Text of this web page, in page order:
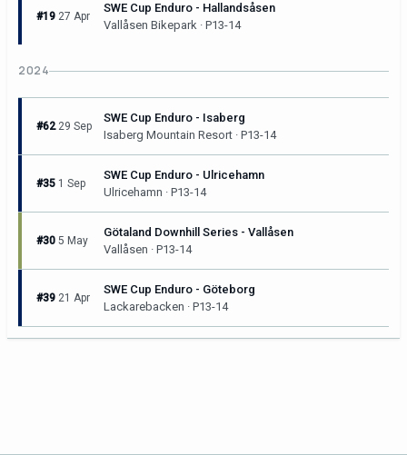
#19 27 Apr
SWE Cup Enduro - Hallandsåsen
Vallåsen Bikepark · P13-14
2024
#62 29 Sep
SWE Cup Enduro - Isaberg
Isaberg Mountain Resort · P13-14
#35 1 Sep
SWE Cup Enduro - Ulricehamn
Ulricehamn · P13-14
#30 5 May
Götaland Downhill Series - Vallåsen
Vallåsen · P13-14
#39 21 Apr
SWE Cup Enduro - Göteborg
Lackarebacken · P13-14